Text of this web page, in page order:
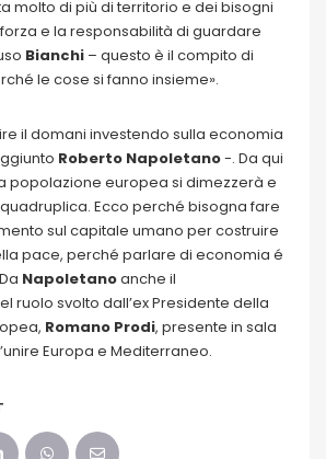
molto di più di territorio e dei bisogni
e la responsabilità di guardare
Bianchi – questo è il compito di
le cose si fanno insieme».
il domani investendo sulla economia
Roberto Napoletano-. Da qui
popolazione europea si dimezzerà e
Ecco perché bisogna fare
sul capitale umano per costruire
pace, perché parlare di economia é
Napoletanoanche il
ruolo svolto dall’ex Presidente della
Romano Prodi, presente in sala
Europa e Mediterraneo.